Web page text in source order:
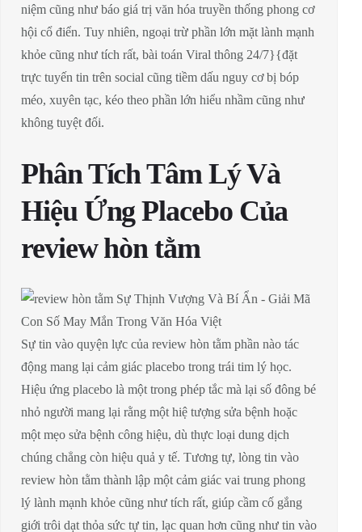
niệm cũng như báo giá trị văn hóa truyền thống phong cơ
hội cổ điển. Tuy nhiên, ngoại trừ phần lớn mặt lành mạnh
khỏe cũng như tích rất, bài toán Viral thông 24/7}{đặt
trực tuyến tin trên social cũng tiềm dấu nguy cơ bị bóp
méo, xuyên tạc, kéo theo phần lớn hiểu nhầm cũng như
không tuyệt đối.
Phân Tích Tâm Lý Và
Hiệu Ứng Placebo Của
review hòn tằm
Sự tin vào quyện lực của review hòn tằm phần nào tác
động mang lại cảm giác placebo trong trái tim lý học.
Hiệu ứng placebo là một trong phép tắc mà lại số đông bé
nhỏ người mang lại rằng một hiệ tượng sửa bệnh hoặc
một mẹo sửa bệnh công hiệu, dù thực loại dung dịch
chúng chẳng còn hiệu quả y tế. Tương tự, lòng tin vào
review hòn tằm thành lập một cảm giác vai trung phong
lý lành mạnh khỏe cũng như tích rất, giúp cầm cố gắng
giới trôi dạt thỏa sức tự tin, lạc quan hơn cũng như tin vào